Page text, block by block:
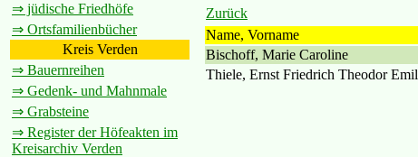
⇒ jüdische Friedhöfe
⇒ Ortsfamilienbücher
Kreis Verden
⇒ Bauernreihen
⇒ Gedenk- und Mahnmale
⇒ Grabsteine
⇒ Register der Höfeakten im
Kreisarchiv Verden
Zurück
Name, Vorname
Bischoff, Marie Caroline
Thiele, Ernst Friedrich Theodor Emil